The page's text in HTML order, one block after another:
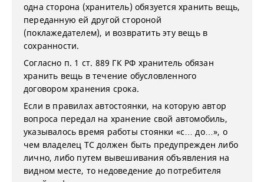
одна сторона (хранитель) обязуется хранить вещь,
переданную ей другой стороной
(поклажедателем), и возвратить эту вещь в
сохранности.
Согласно п. 1 ст. 889 ГК РФ хранитель обязан
хранить вещь в течение обусловленного
договором хранения срока.
Если в правилах автостоянки, на которую автор
вопроса передал на хранение свой автомобиль,
указывалось время работы стоянки «с… до…», о
чем владелец ТС должен быть предупрежден либо
лично, либо путем вывешивания объявления на
видном месте, то недоведение до потребителя